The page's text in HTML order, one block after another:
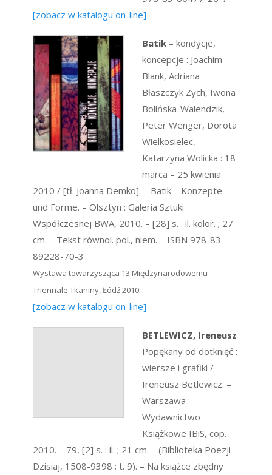
[zobacz w katalogu on-line]
Batik – kondycje,
koncepcje : Joachim
Blank, Adriana
Błaszczyk Zych, Iwona
Bolińska-Walendzik,
Peter Wenger, Dorota
Wielkosielec,
Katarzyna Wolicka : 18
marca – 25 kwienia
2010 / [tł. Joanna Demko]. – Batik – Konzepte
und Forme. – Olsztyn : Galeria Sztuki
Współczesnej BWA, 2010. – [28] s. : il. kolor. ; 27
cm. – Tekst równol. pol., niem. – ISBN 978-83-
89228-70-3
Wystawa towarzysząca 13 Międzynarodowemu
Triennale Tkaniny, Łódź 2010.
[zobacz w katalogu on-line]
BETLEWICZ, Ireneusz
Popękany od dotknięć :
wiersze i grafiki /
Ireneusz Betlewicz. –
Warszawa :
Wydawnictwo
Książkowe IBiS, cop.
2010. – 79, [2] s. : il. ; 21 cm. – (Biblioteka Poezji
Dzisiaj, 1508-9398 ; t. 9). – Na książce zbędny